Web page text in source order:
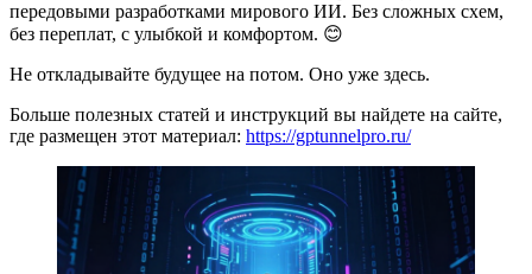
передовыми разработками мирового ИИ. Без сложных схем,
без переплат, с улыбкой и комфортом. 😊
Не откладывайте будущее на потом. Оно уже здесь.
Больше полезных статей и инструкций вы найдете на сайте,
где размещен этот материал: https://gptunnelpro.ru/